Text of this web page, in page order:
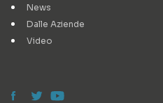
News
Dalle Aziende
Video